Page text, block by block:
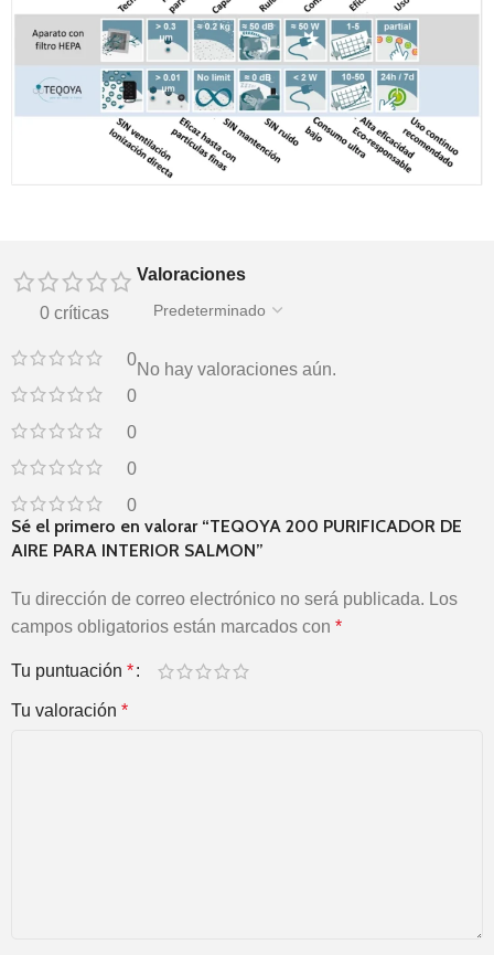
0 críticas
0
0
0
0
0
Valoraciones
No hay valoraciones aún.
Sé el primero en valorar “TEQOYA 200 PURIFICADOR DE
AIRE PARA INTERIOR SALMON”
Tu dirección de correo electrónico no será publicada. Los
campos obligatorios están marcados con *
Tu puntuación *
Tu valoración *